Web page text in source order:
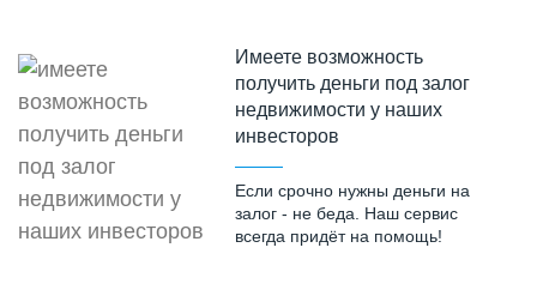
Имеете возможность
получить деньги под залог
недвижимости у наших
инвесторов
Если срочно нужны деньги на
залог - не беда. Наш сервис
всегда придёт на помощь!